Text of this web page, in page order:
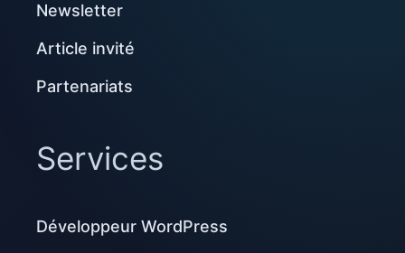
Newsletter
Article invité
Partenariats
Services
Développeur WordPress